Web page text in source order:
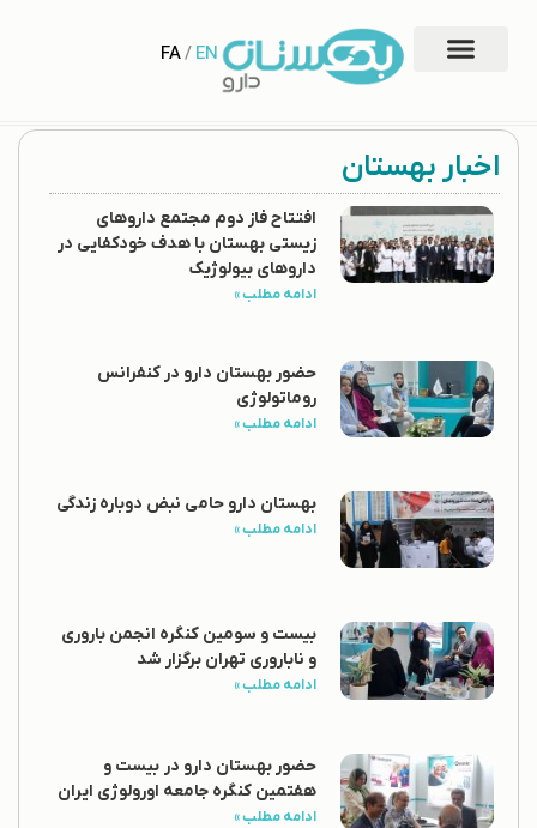
FA/ EN
اخبار بهستان
افتتاح فاز دوم مجتمع داروهای
زیستی بهستان با هدف خودکفایی در
داروهای بیولوژیک
ادامه مطلب »
حضور بهستان دارو در کنفرانس
روماتولوژی
ادامه مطلب »
بهستان دارو حامی نبض دوباره زندگی
ادامه مطلب »
بیست و سومین کنگره انجمن باروری
و ناباروری تهران برگزار شد
ادامه مطلب »
حضور بهستان دارو در بیست و
هفتمین کنگره جامعه اورولوژی ایران
ادامه مطلب »